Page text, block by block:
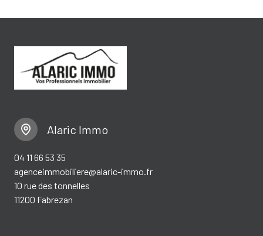
Alaric Immo
04 11 66 53 35
agenceimmobiliere@alaric-immo.fr
10 rue des tonnelles
11200 Fabrezan